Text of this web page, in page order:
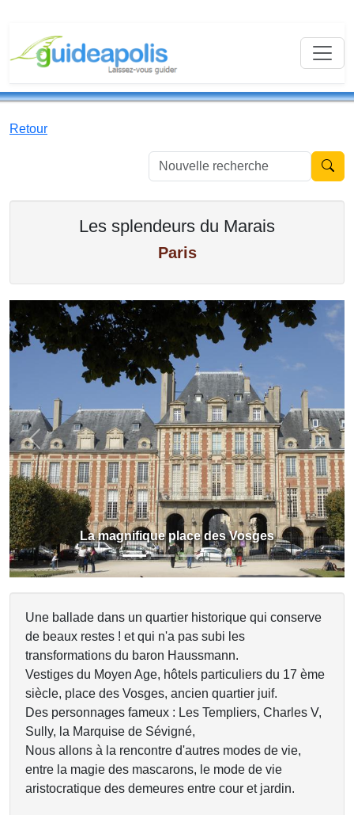
Retour
Les splendeurs du Marais
Paris
La magnifique place des Vosges
Previous Next
Une ballade dans un quartier historique qui conserve
de beaux restes ! et qui n'a pas subi les
transformations du baron Haussmann.
Vestiges du Moyen Age, hôtels particuliers du 17 ème
siècle, place des Vosges, ancien quartier juif.
Des personnages fameux : Les Templiers, Charles V,
Sully, la Marquise de Sévigné,
Nous allons à la rencontre d'autres modes de vie,
entre la magie des mascarons, le mode de vie
aristocratique des demeures entre cour et jardin.